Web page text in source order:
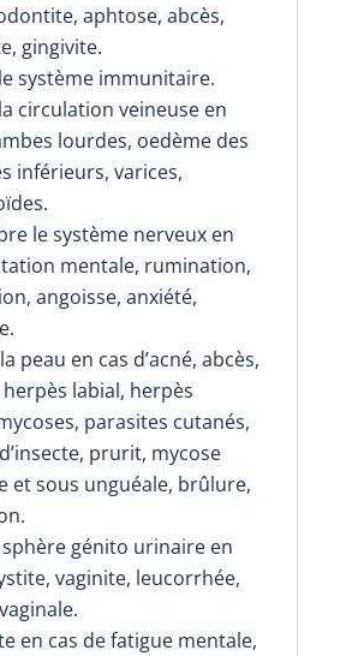
aphtose, abcès,
gingivite.
système immunitaire.
circulation veineuse en
lourdes, oedème des
inférieurs, varices,
le système nerveux en
mentale, rumination,
angoisse, anxiété,
peau en cas d’acné, abcès,
herpès labial, herpès
parasites cutanés,
prurit, mycose
et sous unguéale, brûlure,
génito urinaire en
vaginite, leucorrhée,
en cas de fatigue mentale,